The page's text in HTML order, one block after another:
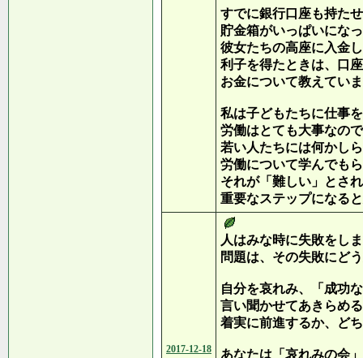
すでに銀行口座も持た
貯金箱がいっぱいにな
彼女たちの高座に入金
利子を得たときは、口
お金について教えてい
私は子どもたちに仕事
労働はとても大事なの
若い人たちには何かし
労働について学んでも
それが「難しい」とさ
重要なステップになる
2017-12-18
人はみな時に失敗をし
問題は、その失敗にど
自分を哀れみ、「成功
言い聞かせてあきらめ
着実に前進するか、ど
あなたは「哀れみの会